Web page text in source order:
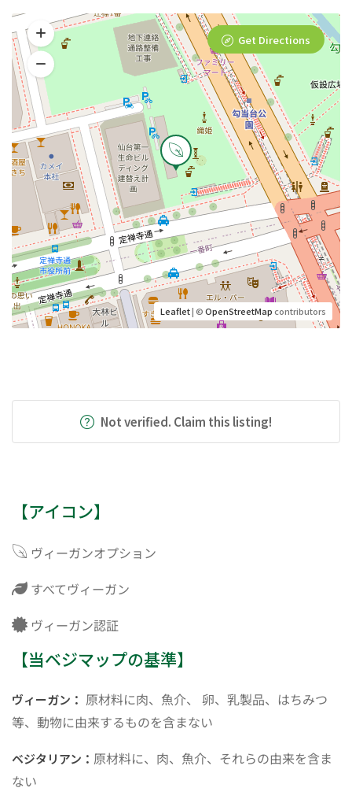
Leaflet| ©OpenStreetMapcontributors
Get Directions
Not verified. Claim this listing!
【アイコン】
ヴィーガンオプション
すべてヴィーガン
ヴィーガン認証
【当ベジマップの基準】
ヴィーガン： 原材料に肉、魚介、 卵、乳製品、はちみつ
等、動物に由来するものを含まない
ベジタリアン： 原材料に、肉、魚介、それらの由来を含ま
ない